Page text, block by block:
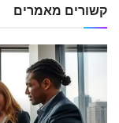
קשורים מאמרים